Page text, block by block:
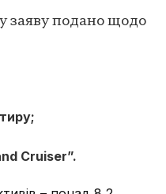
заяву подано щодо
Cruiser”.